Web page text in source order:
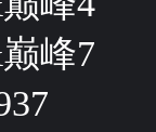
峰7